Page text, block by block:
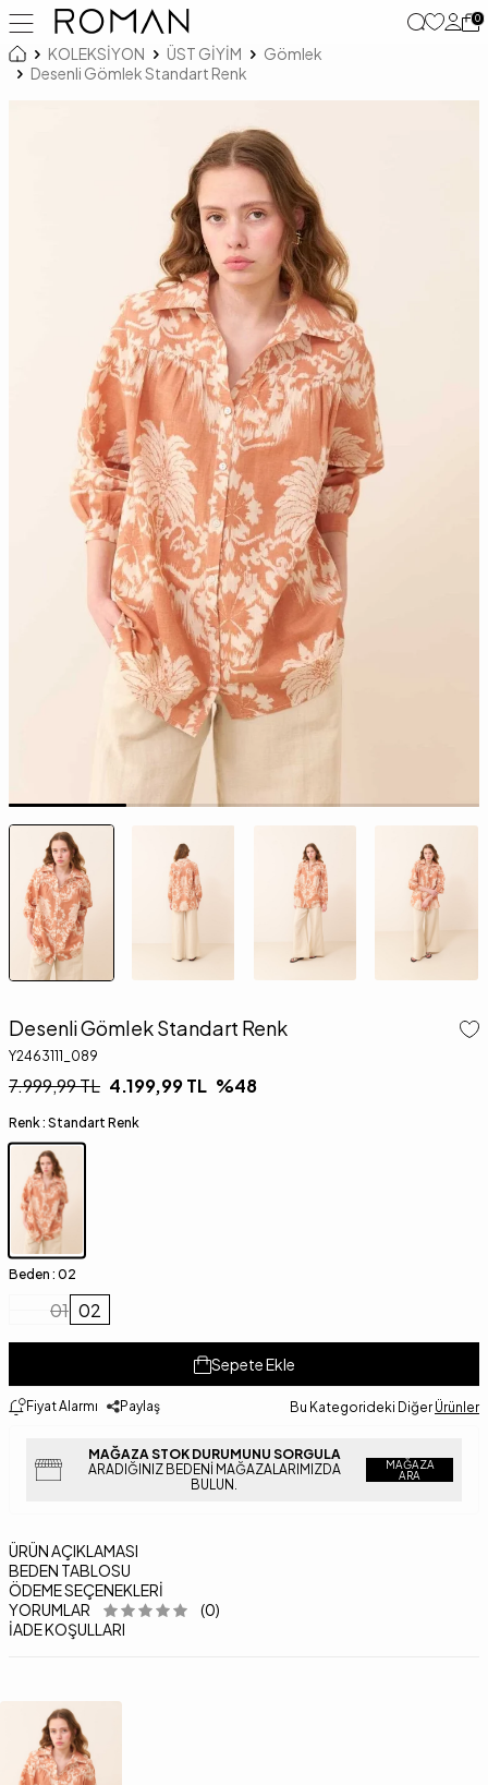
0
KOLEKSİYON ÜST GİYİM
Gömlek
Desenli Gömlek Standart Renk
Desenli Gömlek Standart Renk
Y2463111_089
7.999,99TL 4.199,99TL %48
Renk : Standart Renk
Beden : 02
01 02
Sepete Ekle
Fiyat Alarmı Paylaş Bu Kategorideki Diğer Ürünler
MAĞAZA STOK DURUMUNU SORGULA
ARADIĞINIZ BEDENI MAĞAZALARIMIZDA
BULUN.
MAĞAZA
ARA
ÜRÜN AÇIKLAMASI
BEDEN TABLOSU
ÖDEME SEÇENEKLERI
YORUMLAR
(0)
İADE KOŞULLARI